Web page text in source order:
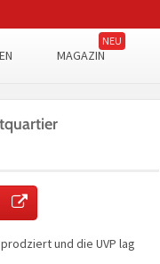
MAGAZIN
und die UVP lag